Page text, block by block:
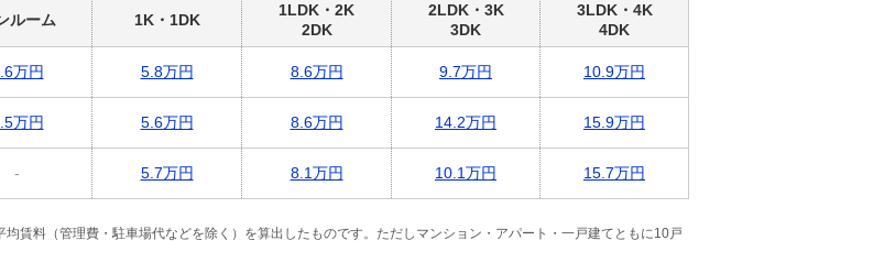
ルーム 1K・1DK
1LDK・2K
2DK
2LDK・3K
3DK
3LDK・4K
4DK
万円 5.8万円 8.6万円 9.7万円 10.9万円
万円 5.6万円 8.6万円 14.2万円 15.9万円
- 5.7万円 8.1万円 10.1万円 15.7万円
賃料（管理費・駐車場代などを除く）を算出したものです。ただしマンション・アパート・一戸建てともに10戸